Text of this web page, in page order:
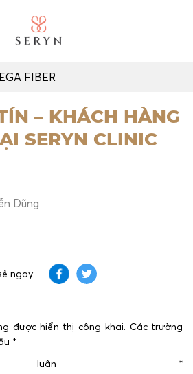
FIBER
– KHÁCH HÀNG
SERYN CLINIC
Dũng
ngay:
được hiển thị công khai. Các trường
*
luận *